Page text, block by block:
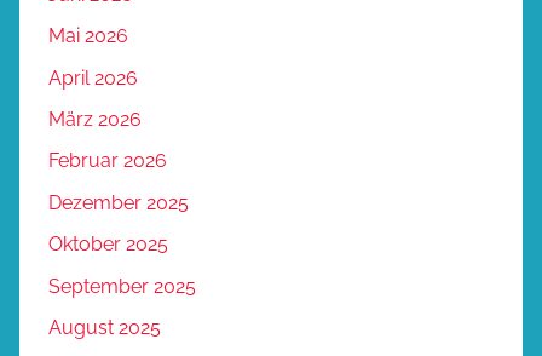
Mai 2026
April 2026
März 2026
Februar 2026
Dezember 2025
Oktober 2025
September 2025
August 2025